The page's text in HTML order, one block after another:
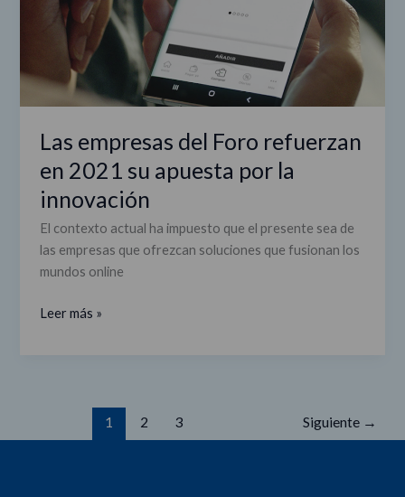
Las empresas del Foro refuerzan
en 2021 su apuesta por la
innovación
El contexto actual ha impuesto que el presente sea de
las empresas que ofrezcan soluciones que fusionan los
mundos online
por
innovación
Leer más »
1 2 3 Siguiente →